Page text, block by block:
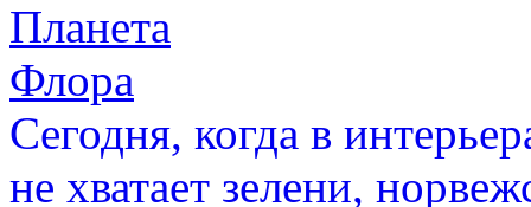
Планета
Флора
Сегодня, когда в
не хватает зелени,